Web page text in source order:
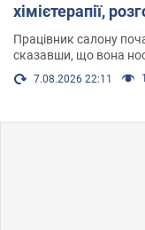
хімієтерапії,
Працівник салону
сказавши, що вона
7.08.2026 22:11